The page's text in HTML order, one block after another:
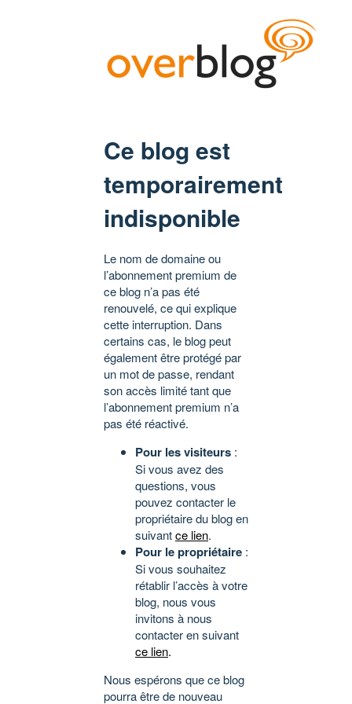
Ce blog est
temporairement
indisponible
Le nom de domaine ou
l’abonnement premium de
ce blog n’a pas été
renouvelé, ce qui explique
cette interruption. Dans
certains cas, le blog peut
également être protégé par
un mot de passe, rendant
son accès limité tant que
l’abonnement premium n’a
pas été réactivé.
Pour les visiteurs :
Si vous avez des
questions, vous
pouvez contacter le
propriétaire du blog en
suivantce lien.
Pour le propriétaire :
Si vous souhaitez
rétablir l’accès à votre
blog, nous vous
invitons à nous
contacter en suivant
ce lien.
Nous espérons que ce blog
pourra être de nouveau